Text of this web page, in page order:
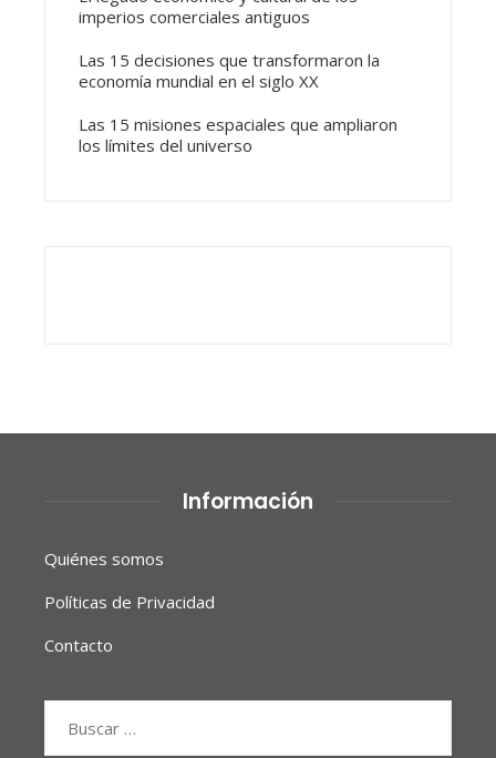
imperios comerciales antiguos
Las 15 decisiones que transformaron la
economía mundial en el siglo XX
Las 15 misiones espaciales que ampliaron
los límites del universo
Información
Quiénes somos
Políticas de Privacidad
Contacto